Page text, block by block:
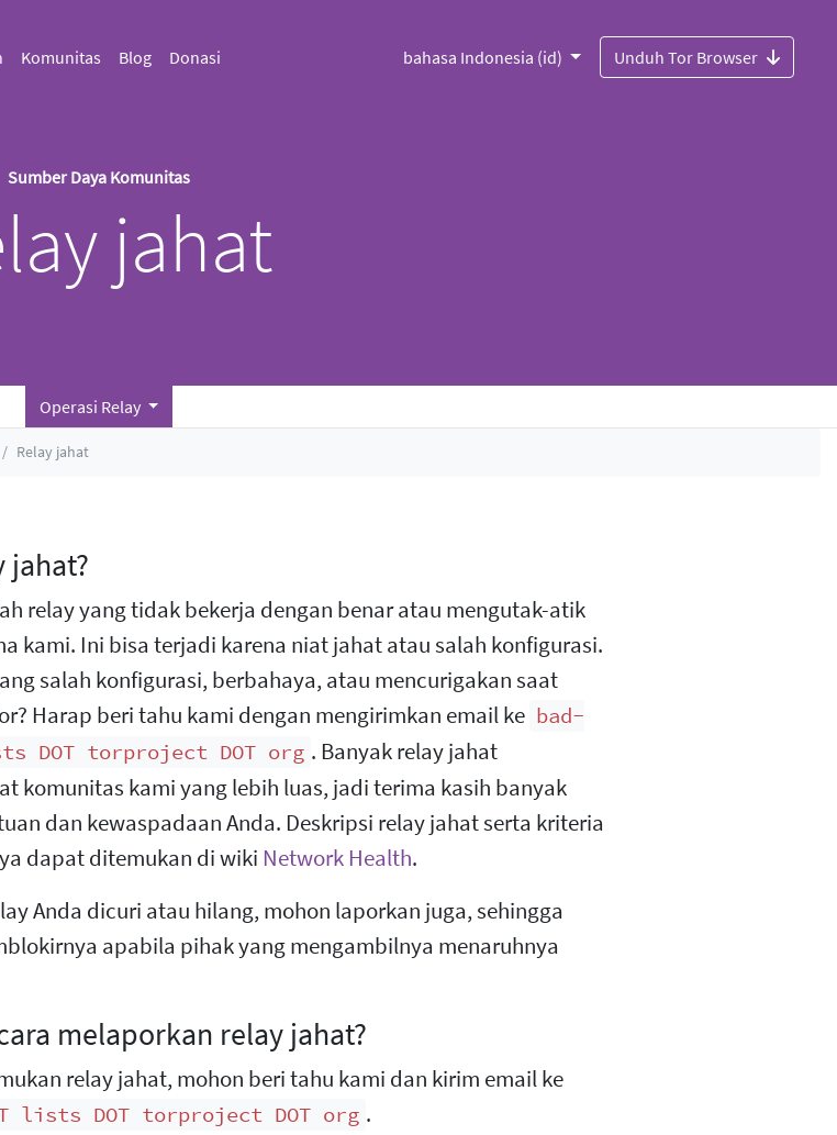
Komunitas Blog Donasi bahasa Indonesia (id) Unduh Tor Browser
Sumber Daya Komunitas
jahat
Operasi Relay
Relay jahat
jahat?
relay yang tidak bekerja dengan benar atau mengutak-atik
kami. Ini bisa terjadi karena niat jahat atau salah konfigurasi.
salah konfigurasi, berbahaya, atau mencurigakan saat
Harap beri tahu kami dengan mengirimkan email ke bad-
DOT torproject DOT org . Banyak relay jahat
komunitas kami yang lebih luas, jadi terima kasih banyak
dan kewaspadaan Anda. Deskripsi relay jahat serta kriteria
dapat ditemukan di wiki Network Health.
Anda dicuri atau hilang, mohon laporkan juga, sehingga
apabila pihak yang mengambilnya menaruhnya
melaporkan relay jahat?
relay jahat, mohon beri tahu kami dan kirim email ke
lists DOT torproject DOT org .